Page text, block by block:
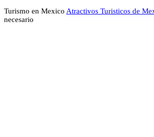
Turismo en Mexico Atractivos Turisticos de
necesario